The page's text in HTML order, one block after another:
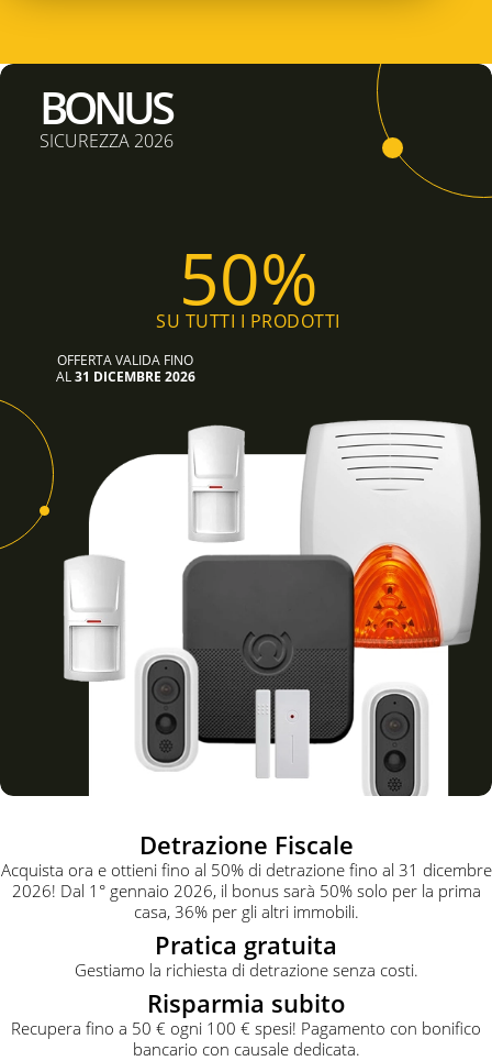
BONUS
SICUREZZA 2026
50%
SU TUTTI I PRODOTTI
OFFERTA VALIDA FINO
AL 31 DICEMBRE 2026
Detrazione Fiscale
Acquista ora e ottieni fino al 50% di detrazione fino al 31 dicembre
2026! Dal 1° gennaio 2026, il bonus sarà 50% solo per la prima
casa, 36% per gli altri immobili.
Pratica gratuita
Gestiamo la richiesta di detrazione senza costi.
Risparmia subito
Recupera fino a 50 € ogni 100 € spesi! Pagamento con bonifico
bancario con causale dedicata.